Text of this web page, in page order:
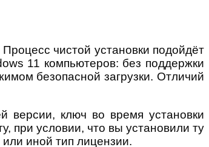
чистой установки подойдёт
11 компьютеров: без поддержки
безопасной загрузки. Отличий
ключ во время установки
при условии, что вы установили ту
иной тип лицензии.